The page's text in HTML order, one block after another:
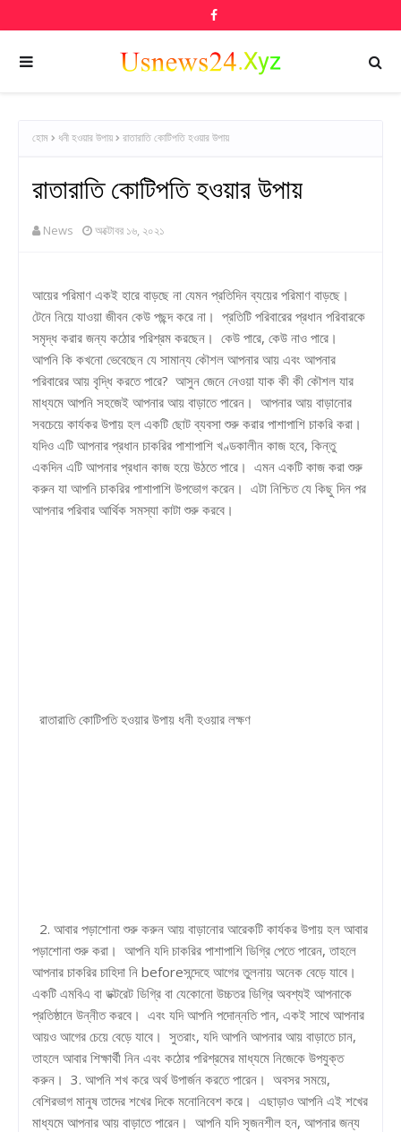
হোম ধনী হওয়ার উপায় রাতারাতি কোটিপতি হওয়ার উপায়
রাতারাতি কোটিপতি হওয়ার উপায়
News অক্টোবর ১৬, ২০২১
আয়ের পরিমাণ একই হারে বাড়ছে না যেমন প্রতিদিন ব্যয়ের পরিমাণ বাড়ছে।
টেনে নিয়ে যাওয়া জীবন কেউ পছন্দ করে না। প্রতিটি পরিবারের প্রধান পরিবারকে
সমৃদ্ধ করার জন্য কঠোর পরিশ্রম করছেন। কেউ পারে, কেউ নাও পারে।
আপনি কি কখনো ভেবেছেন যে সামান্য কৌশল আপনার আয় এবং আপনার
পরিবারের আয় বৃদ্ধি করতে পারে? আসুন জেনে নেওয়া যাক কী কী কৌশল যার
মাধ্যমে আপনি সহজেই আপনার আয় বাড়াতে পারেন। আপনার আয় বাড়ানোর
সবচেয়ে কার্যকর উপায় হল একটি ছোট ব্যবসা শুরু করার পাশাপাশি চাকরি করা।
যদিও এটি আপনার প্রধান চাকরির পাশাপাশি খণ্ডকালীন কাজ হবে, কিন্তু
একদিন এটি আপনার প্রধান কাজ হয়ে উঠতে পারে। এমন একটি কাজ করা শুরু
করুন যা আপনি চাকরির পাশাপাশি উপভোগ করেন। এটা নিশ্চিত যে কিছু দিন পর
আপনার পরিবার আর্থিক সমস্যা কাটা শুরু করবে।
রাতারাতি কোটিপতি হওয়ার উপায় ধনী হওয়ার লক্ষণ
2. আবার পড়াশোনা শুরু করুন আয় বাড়ানোর আরেকটি কার্যকর উপায় হল আবার
পড়াশোনা শুরু করা। আপনি যদি চাকরির পাশাপাশি ডিগ্রি পেতে পারেন, তাহলে
আপনার চাকরির চাহিদা নি beforeসন্দেহে আগের তুলনায় অনেক বেড়ে যাবে।
একটি এমবিএ বা ডক্টরেট ডিগ্রি বা যেকোনো উচ্চতর ডিগ্রি অবশ্যই আপনাকে
প্রতিষ্ঠানে উন্নীত করবে। এবং যদি আপনি পদোন্নতি পান, একই সাথে আপনার
আয়ও আগের চেয়ে বেড়ে যাবে। সুতরাং, যদি আপনি আপনার আয় বাড়াতে চান,
তাহলে আবার শিক্ষার্থী নিন এবং কঠোর পরিশ্রমের মাধ্যমে নিজেকে উপযুক্ত
করুন। 3. আপনি শখ করে অর্থ উপার্জন করতে পারেন। অবসর সময়ে,
বেশিরভাগ মানুষ তাদের শখের দিকে মনোনিবেশ করে। এছাড়াও আপনি এই শখের
মাধ্যমে আপনার আয় বাড়াতে পারেন। আপনি যদি সৃজনশীল হন, আপনার জন্য